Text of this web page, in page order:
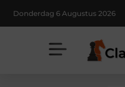
Donderdag 6 Augustus 2026